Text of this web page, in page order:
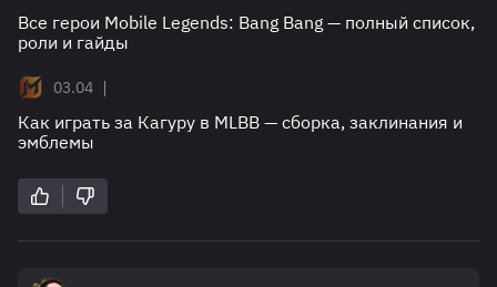
Все герои Mobile Legends: Bang Bang — полный список,
роли и гайды
03.04 |
Как играть за Кагуру в MLBB — сборка, заклинания и
эмблемы